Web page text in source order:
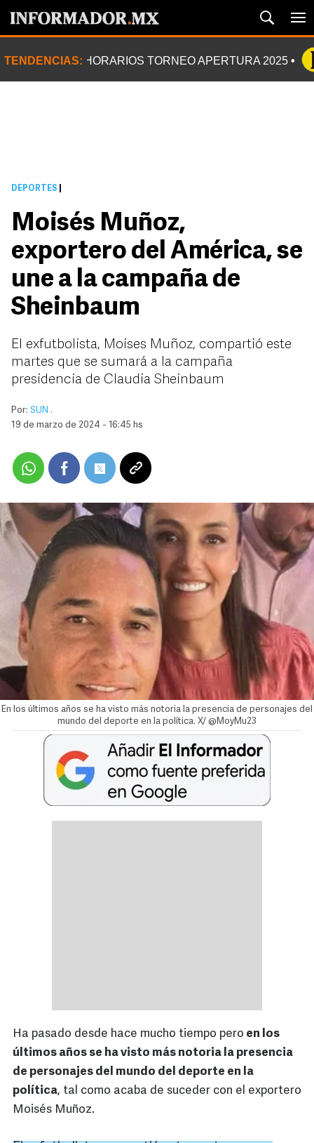
TENDENCIAS: HORARIOS TORNEO APERTURA 2025
DEPORTES
Moisés Muñoz,
exportero del América, se
une a la campaña de
Sheinbaum
El exfutbolista, Moises Muñoz, compartió este
martes que se sumará a la campaña
presidencia de Claudia Sheinbaum
Por: SUN .
19 de marzo de 2024 - 16:45 hs
En los últimos años se ha visto más notoria la presencia de personajes del
mundo del deporte en la política. X/ @MoyMu23
Ha pasado desde hace mucho tiempo pero en los
últimos años se ha visto más notoria la presencia
de personajes del mundo del deporte en la
política, tal como acaba de suceder con el exportero
Moisés Muñoz.